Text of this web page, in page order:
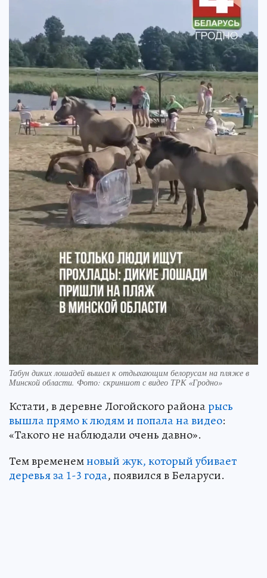
Табун диких лошадей вышел к отдыхающим белорусам на пляже в
Минской области. Фото: скриншот с видео ТРК «Гродно»
Кстати, в деревне Логойского районарысь
вышла прямо к людям и попала на видео:
«Такого не наблюдали очень давно».
Тем временемновый жук, который убивает
деревья за 1-3 года, появился в Беларуси.